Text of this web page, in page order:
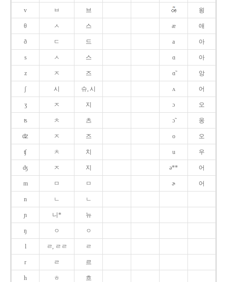
v ㅂ 브 욍
θ ㅅ 스 æ 애
ð ㄷ 드 a 아
s ㅅ 스 ɑ 아
z ㅈ 즈 ɑ̃ 앙
ʃ 시 슈, 시 ʌ 어
ʒ ㅈ 지 ɔ 오
ʦ ㅊ 츠 ɔ̃ 옹
ʣ ㅈ 즈 o 오
ʧ ㅊ 치 u 우
ʤ ㅈ 지 ə** 어
m ㅁ ㅁ ɚ 어
n ㄴ ㄴ
ɲ 니* 뉴
ŋ ㅇ ㅇ
l ㄹ, ㄹㄹ ㄹ
r ㄹ 르
h ㅎ 흐